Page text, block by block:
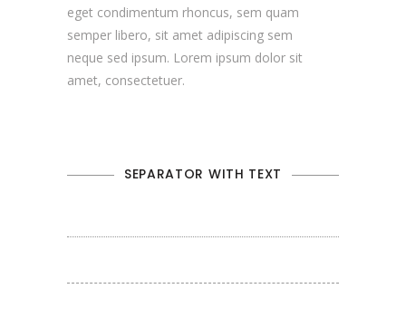
eget condimentum rhoncus, sem quam
semper libero, sit amet adipiscing sem
neque sed ipsum. Lorem ipsum dolor sit
amet, consectetuer.
SEPARATOR WITH TEXT